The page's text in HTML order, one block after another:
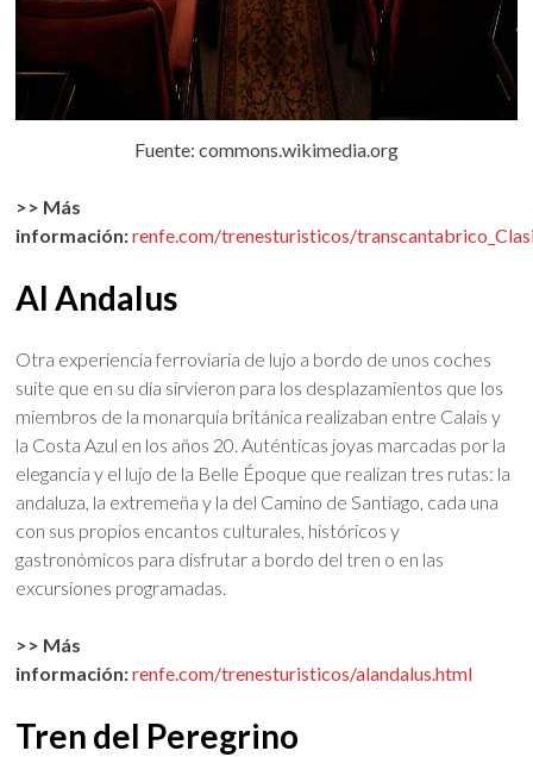
Fuente: commons.wikimedia.org
>> Más
información:renfe.com/trenesturisticos/
Al Andalus
Otra experiencia ferroviaria de lujo a bordo de unos coches
suite que en su día sirvieron para los desplazamientos que los
miembros de la monarquía británica realizaban entre Calais y
la Costa Azul en los años 20. Auténticas joyas marcadas por la
elegancia y el lujo de la Belle Époque que realizan tres rutas: la
andaluza, la extremeña y la del Camino de Santiago, cada una
con sus propios encantos culturales, históricos y
gastronómicos para disfrutar a bordo del tren o en las
excursiones programadas.
>> Más
información:renfe.com/trenesturisticos/alandalus.html
Tren del Peregrino